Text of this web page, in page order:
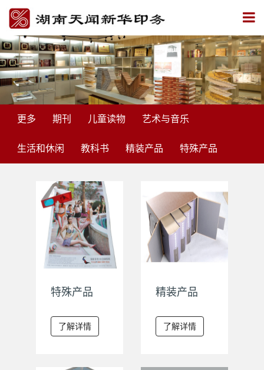
更多 期刊 儿童读物 艺术与音乐
生活和休闲 教科书 精装产品 特殊产品
特殊产品
了解详情
精装产品
了解详情